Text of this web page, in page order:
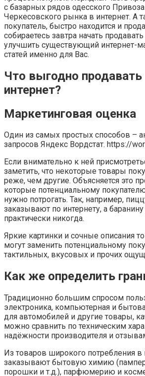
с базарных рядов одесского
Черкесовского рынка в интернет. А
покупатель, быстро находится и
собираетесь завтра начать
улучшить существующий интернет-
статей именно для Вас.
Что выгодно продавать
интернет?
Маркетинговая оценка
Один из самых простых способов –
запросов Яндекс Вордстат. https://
Если внимательно к ней
заметить, что некоторые товары
реже, чем другие. Объясняется это
которые потенциальному
нужно потрогать. Так, например,
заказывают по интернету, а
практически никогда.
Яркие картинки и сочные описания
могут заменить потенциальному
тактильных, вкусовых и прочих
Как же определить
Традиционно большим спросом
электроника, компьютерная и
для автомобилей и другие товары,
можно сравнить по техническим
надёжности производителя и
Из товаров широкого потребления в
заказывают бытовую химию
порошки и т.д.), парфюмерию и